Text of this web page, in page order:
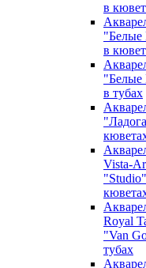
в
в
в тубах
Vista-
Royal
"Van
тубах